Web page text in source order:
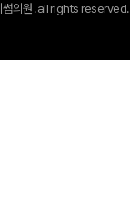
썸의원.all rights reserved.